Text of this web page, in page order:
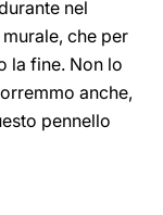
nel
che per
la fine. Non lo
anche,
pennello